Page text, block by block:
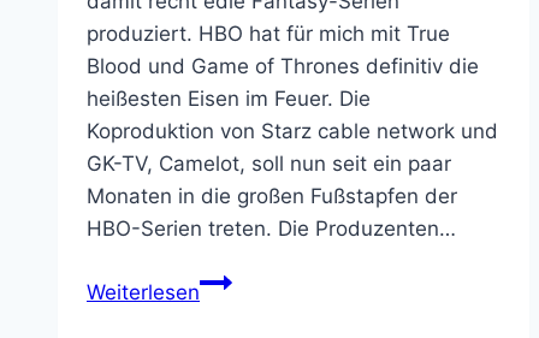
produziert. HBO hat für mich mit True
Blood und Game of Thrones definitiv die
heißesten Eisen im Feuer. Die
Koproduktion von Starz cable network und
GK-TV, Camelot, soll nun seit ein paar
Monaten in die großen Fußstapfen der
HBO-Serien treten. Die Produzenten…
WeiterlesenMein